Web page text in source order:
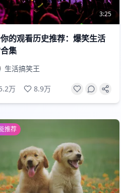
3:25
的观看历史推荐：爆笑生活
集
生活搞笑王
万 8.9万
推荐